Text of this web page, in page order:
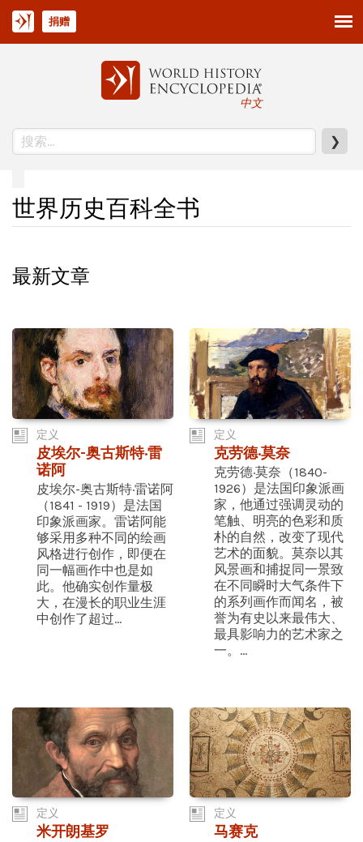
中文
❯
捐赠
世界历史百科全书
最新文章
定义
皮埃尔-奥古斯特·雷
诺阿
皮埃尔-奥古斯特·雷诺阿
（1841 - 1919）是法国
印象派画家。雷诺阿能
够采用多种不同的绘画
风格进行创作，即便在
同一幅画作中也是如
此。他确实创作量极
大，在漫长的职业生涯
中创作了超过...
定义
克劳德·莫奈
克劳德·莫奈（1840-
1926）是法国印象派画
家，他通过强调灵动的
笔触、明亮的色彩和质
朴的自然，改变了现代
艺术的面貌。莫奈以其
风景画和捕捉同一景致
在不同瞬时大气条件下
的系列画作而闻名，被
誉为有史以来最伟大、
最具影响力的艺术家之
一。...
定义
米开朗基罗
定义
马赛克